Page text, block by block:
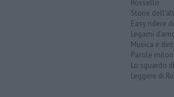
Rossello
Storie
Easy ridere
Legami
Musica e
Parole
Lo sguardo
Leggere di